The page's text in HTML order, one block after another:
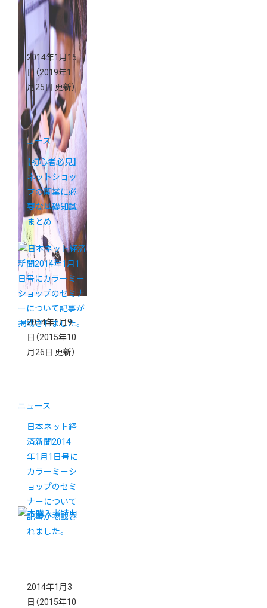
ん」特集
2014年1月15
日 （2019年1
月25日 更新）
ニュース
【初心者必見】
ネットショッ
プの開業に必
要な基礎知識
まとめ
2014年1月9
日 （2015年10
月26日 更新）
ニュース
日本ネット経
済新聞2014
年1月1日号に
カラーミーシ
ョップのセミ
ナーについて
記事が掲載さ
れました。
2014年1月3
日 （2015年10